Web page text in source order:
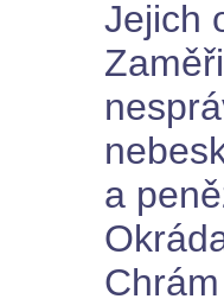
Jejich
a